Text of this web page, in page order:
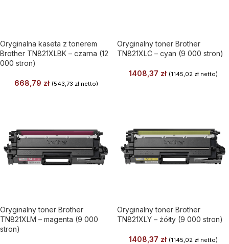
Oryginalna kaseta z tonerem
Brother TN821XLBK – czarna (12
000 stron)
668,79 zł (543,73 złnetto)
Oryginalny toner Brother
TN821XLC – cyan (9 000 stron)
1408,37 zł (1145,02 złnetto)
Oryginalny toner Brother
TN821XLM – magenta (9 000
stron)
Oryginalny toner Brother
TN821XLY – żółty (9 000 stron)
1408,37 zł (1145,02 złnetto)